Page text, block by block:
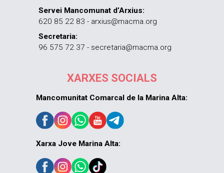
Servei Mancomunat d’Arxius:
620 85 22 83 - arxius@macma.org
Secretaria:
96 575 72 37 - secretaria@macma.org
XARXES SOCIALS
Mancomunitat Comarcal de la Marina Alta:
Xarxa Jove Marina Alta: